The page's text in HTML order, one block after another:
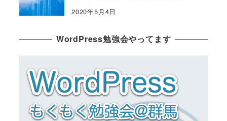
2020年5月4日
WordPress勉強会やってます